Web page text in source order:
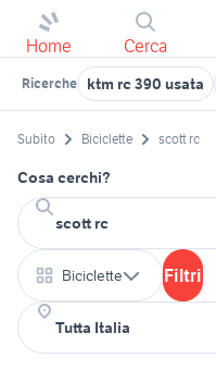
Home Cerca
Ricerche ktm rc 390 usata
Subito Biciclette scott rc
Cosa cerchi?
Biciclette Filtri